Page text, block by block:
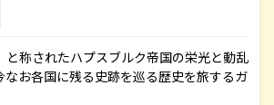
と称されたハプスブルク帝国の栄光と動乱
なお各国に残る史跡を巡る歴史を旅するガ